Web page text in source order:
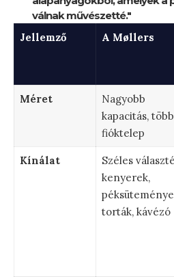
válnak művészetté."
Jellemző
A Møllers
Méret
Nagyobb
kapacitás, több
fióktelep
Kínálat
Széles
kenyerek,
torták, kávézó